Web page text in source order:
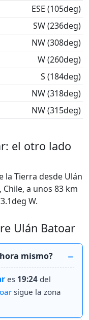
ESE (105deg)
SW (236deg)
NW (308deg)
W (260deg)
S (184deg)
NW (318deg)
NW (315deg)
el otro lado
la Tierra desde Ulán
a unos 83 km
W.
Ulán Batoar
mismo?
es 19:24 del
sigue la zona